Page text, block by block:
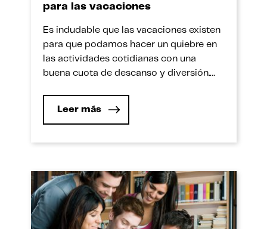
para las vacaciones
Es indudable que las vacaciones existen
para que podamos hacer un quiebre en
las actividades cotidianas con una
buena cuota de descanso y diversión.
periodo debes complementarlo con
mantenerte en forma saludable. Te
Practica un deporte. Es […]
Leer más